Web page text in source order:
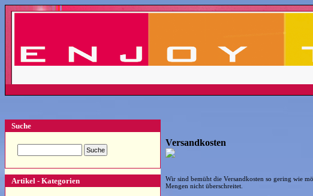
Suche
Artikel - Kategorien
Versandkosten
Wir sind bemüht die Versandkosten so gering wie
Mengen nicht überschreitet.